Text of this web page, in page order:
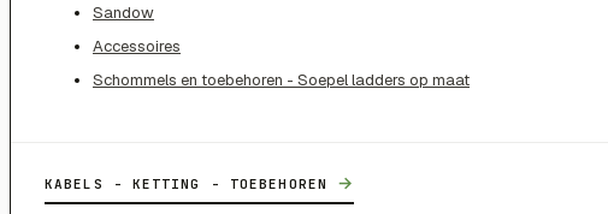
Sandow
Accessoires
Schommels en toebehoren - Soepel ladders op maat
KABELS - KETTING - TOEBEHOREN →